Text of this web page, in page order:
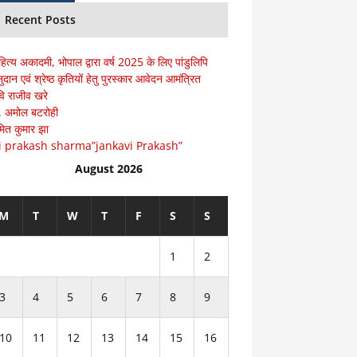
Recent Posts
अकादमी, भोपाल द्वारा वर्ष 2025 के लिए पांडुलिपि
एवं श्रेष्ठ कृतियों हेतु पुरस्कार आवेदन आमंत्रित
राजीव खरे
अमोल बटरोही
कुमार झा
prakash sharma”jankavi Prakash”
August 2026
M T W T F S S
1 2
3 4 5 6 7 8 9
10 11 12 13 14 15 16